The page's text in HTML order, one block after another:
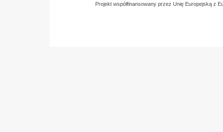
Projekt współfinansowany przez Unię Europejską z